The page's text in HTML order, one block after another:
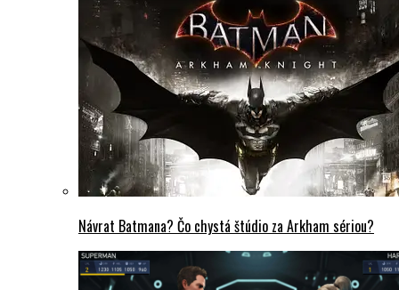
Návrat Batmana? Čo chystá štúdio za Arkham sériou?